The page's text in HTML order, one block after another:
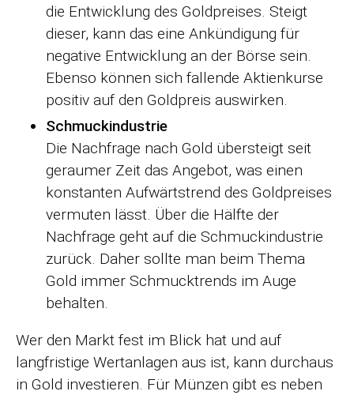
die Entwicklung des Goldpreises. Steigt
dieser, kann das eine Ankündigung für
negative Entwicklung an der Börse sein.
Ebenso können sich fallende Aktienkurse
positiv auf den Goldpreis auswirken.
Schmuckindustrie
Die Nachfrage nach Gold übersteigt seit
geraumer Zeit das Angebot, was einen
konstanten Aufwärtstrend des Goldpreises
vermuten lässt. Über die Hälfte der
Nachfrage geht auf die Schmuckindustrie
zurück. Daher sollte man beim Thema
Gold immer Schmucktrends im Auge
behalten.
Wer den Markt fest im Blick hat und auf
langfristige Wertanlagen aus ist, kann durchaus
in Gold investieren. Für Münzen gibt es neben